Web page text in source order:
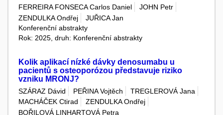
FERREIRA FONSECA Carlos Daniel
JOHN Petr
ZENDULKA Ondřej
JUŘICA Jan
Konferenční abstrakty
Rok: 2025, druh: Konferenční abstrakty
Kolik aplikací nízké dávky denosumabu u
pacientů s osteoporózou představuje riziko
vzniku MRONJ?
SZÁRAZ Dávid PEŘINA Vojtěch
TREGLEROVÁ Jana
MACHÁČEK Ctirad
ZENDULKA Ondřej
BOŘILOVÁ LINHARTOVÁ Petra